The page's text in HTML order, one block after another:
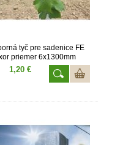
tyč pre sadenice FE
priemer 6x1300mm
1,20 €